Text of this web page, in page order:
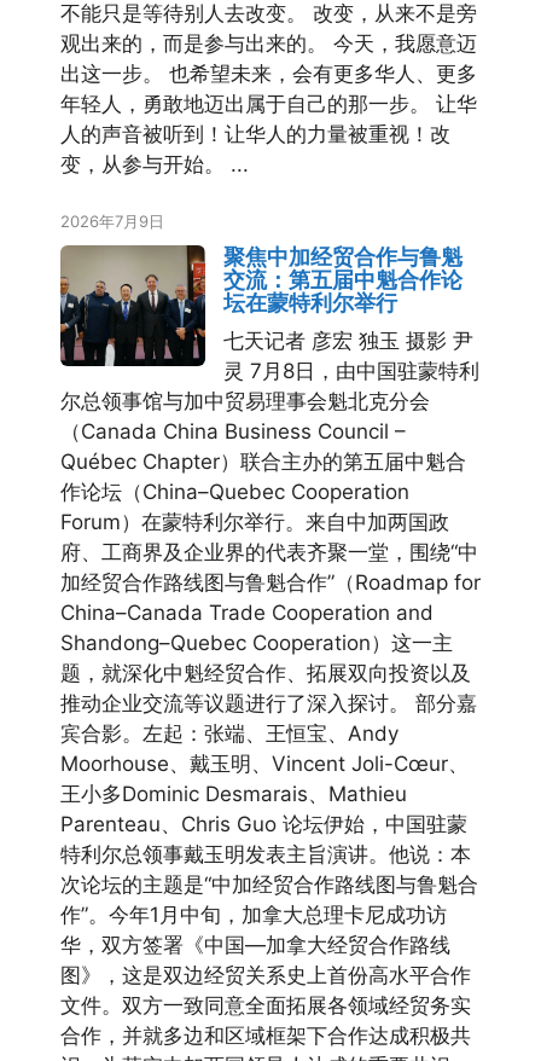
不能只是等待别人去改变。 改变，从来不是旁
观出来的，而是参与出来的。 今天，我愿意迈
出这一步。 也希望未来，会有更多华人、更多
年轻人，勇敢地迈出属于自己的那一步。 让华
人的声音被听到！让华人的力量被重视！改
变，从参与开始。 ...
2026年7月9日
聚焦中加经贸合作与鲁魁
交流：第五届中魁合作论
坛在蒙特利尔举行
七天记者 彦宏 独玉 摄影 尹
灵 7月8日，由中国驻蒙特利
尔总领事馆与加中贸易理事会魁北克分会
（Canada China Business Council –
Québec Chapter）联合主办的第五届中魁合
作论坛（China–Quebec Cooperation
Forum）在蒙特利尔举行。来自中加两国政
府、工商界及企业界的代表齐聚一堂，围绕“中
加经贸合作路线图与鲁魁合作”（Roadmap for
China–Canada Trade Cooperation and
Shandong–Quebec Cooperation）这一主
题，就深化中魁经贸合作、拓展双向投资以及
推动企业交流等议题进行了深入探讨。 部分嘉
宾合影。左起：张端、王恒宝、Andy
Moorhouse、戴玉明、Vincent Joli-Cœur、
王小多Dominic Desmarais、Mathieu
Parenteau、Chris Guo 论坛伊始，中国驻蒙
特利尔总领事戴玉明发表主旨演讲。他说：本
次论坛的主题是“中加经贸合作路线图与鲁魁合
作”。今年1月中旬，加拿大总理卡尼成功访
华，双方签署《中国—加拿大经贸合作路线
图》，这是双边经贸关系史上首份高水平合作
文件。双方一致同意全面拓展各领域经贸务实
合作，并就多边和区域框架下合作达成积极共